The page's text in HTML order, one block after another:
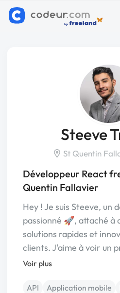
Steeve
St Quentin
Développeur React
Quentin Fallavier
Hey ! Je suis Steeve, un
passionné 🚀, attaché à
solutions rapides et
clients. J'aime à voir un
Voir plus
API Application mobile